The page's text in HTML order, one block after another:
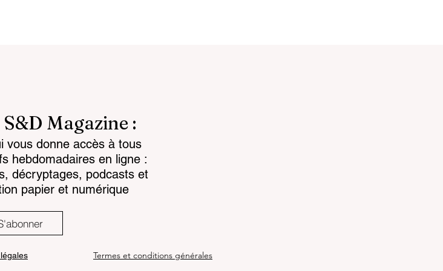
Chemical regulations: the
challenge facing land-
based armaments
Magazine :
vous donne accès à tous
hebdomadaires en ligne :
décryptages, podcasts et
papier et numérique
Termes et conditions générales